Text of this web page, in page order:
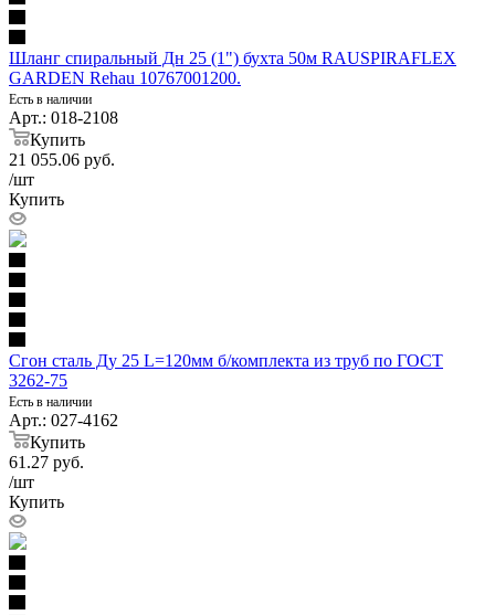
Шланг спиральный Дн 25 (1") бухта 50м RAUSPIRAFLEX
GARDEN Rehau 10767001200.
Есть в наличии
Арт.: 018-2108
Купить
21 055.06 руб.
/шт
Купить
Сгон сталь Ду 25 L=120мм б/комплекта из труб по ГОСТ
3262-75
Есть в наличии
Арт.: 027-4162
Купить
61.27 руб.
/шт
Купить